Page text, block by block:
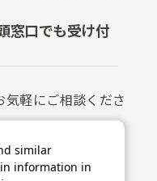
窓口でも受け付
軽にご相談くださ
similar
information in